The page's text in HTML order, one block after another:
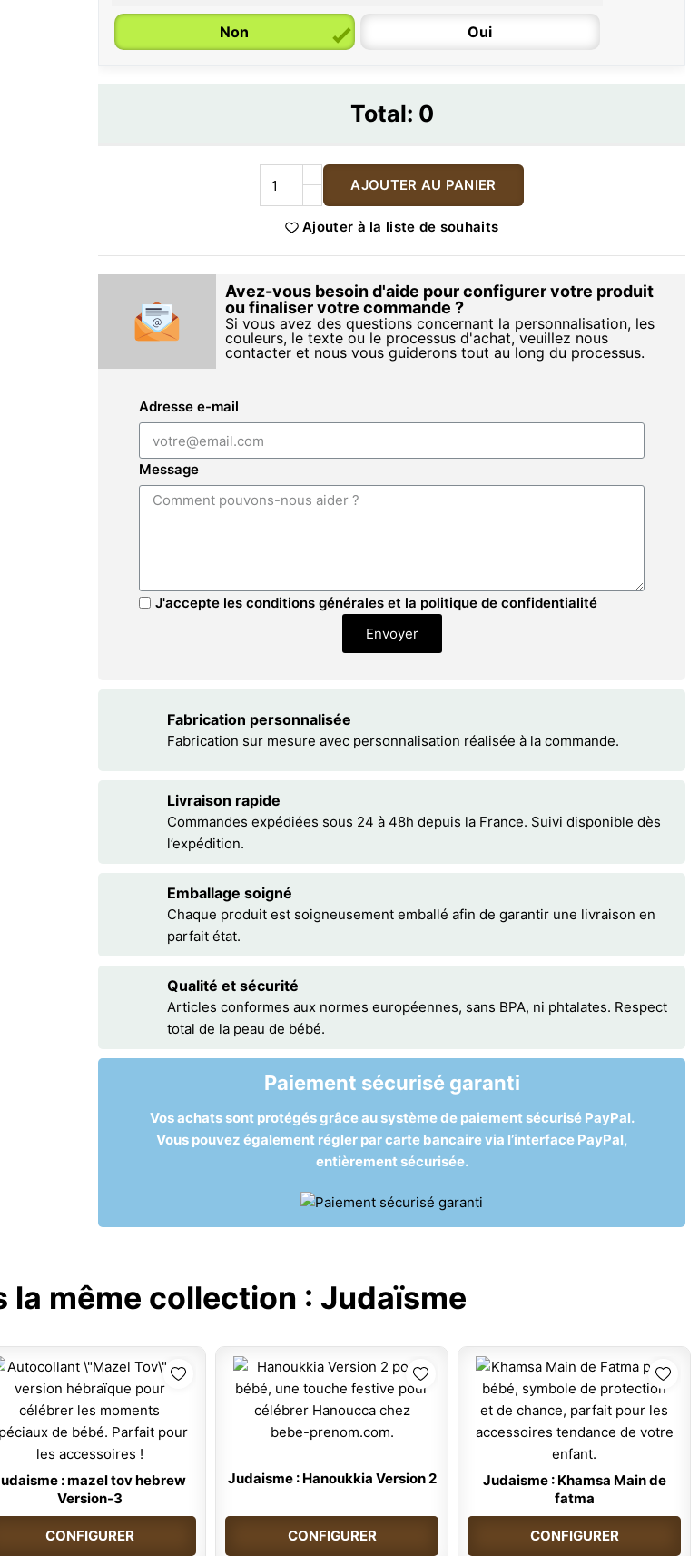
Non Oui
Total: 0
AJOUTER AU PANIER
Ajouter à la liste de souhaits
Avez-vous besoin d'aide pour configurer votre produit
ou finaliser votre commande ?
Si vous avez des questions concernant la personnalisation, les
couleurs, le texte ou le processus d'achat, veuillez nous
contacter et nous vous guiderons tout au long du processus.
Adresse e-mail
Message
J'accepte les conditions générales et la politique de confidentialité
Envoyer
Fabrication personnalisée
Fabrication sur mesure avec personnalisation réalisée à la commande.
Livraison rapide
Commandes expédiées sous 24 à 48h depuis la France. Suivi disponible dès
l’expédition.
Emballage soigné
Chaque produit est soigneusement emballé afin de garantir une livraison en
parfait état.
Qualité et sécurité
Articles conformes aux normes européennes, sans BPA, ni phtalates. Respect
total de la peau de bébé.
Paiement sécurisé garanti
Vos achats sont protégés grâce au système de paiement sécurisé PayPal.
Vous pouvez également régler par carte bancaire via l’interface PayPal,
entièrement sécurisée.
la même collection : Judaïsme
: mazel tov hebrew
Version-3
CONFIGURER
Judaisme : Hanoukkia Version 2
CONFIGURER
Judaisme : Khamsa Main de
fatma
CONFIGURER